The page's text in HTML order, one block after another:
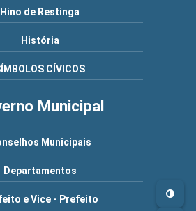
Hino de Restinga
História
CÍVICOS
Municipal
Municipais
Departamentos
e Vice - Prefeito